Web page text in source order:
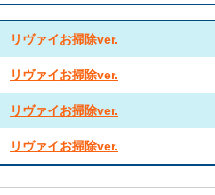
リヴァイお掃除ver.
リヴァイお掃除ver.
リヴァイお掃除ver.
リヴァイお掃除ver.